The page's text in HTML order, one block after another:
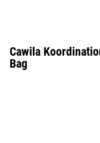
Cawila
Bag